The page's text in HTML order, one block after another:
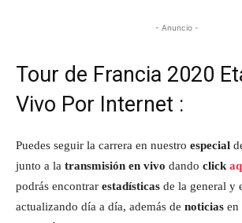
- Anuncio -
Tour de Francia 2020
Vivo Por Internet :
Puedes seguir la carrera en nuestro especial
junto a la transmisión en vivo dando click
podrás encontrar estadísticas de la general y
actualizando día a día, además de noticias en